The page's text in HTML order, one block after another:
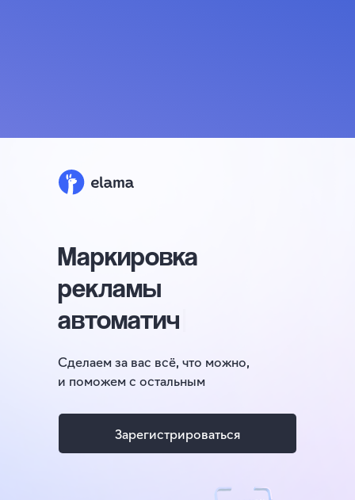
Зарегистрироваться
Маркировка
рекламы
бесп|
Сделаем за вас всё, что можно,
и поможем с остальным